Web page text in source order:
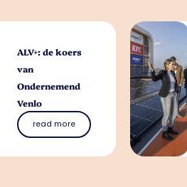
ALV+: de koers
van
Ondernemend
Venlo
read more